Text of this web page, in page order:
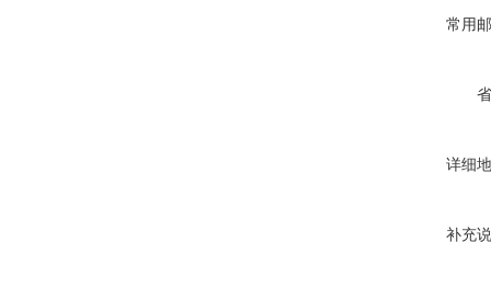
常用
详细
补充